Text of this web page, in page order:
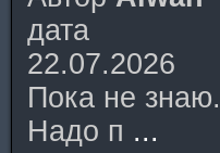
дата
22.07.2026
Пока не знаю.
Надо п ...